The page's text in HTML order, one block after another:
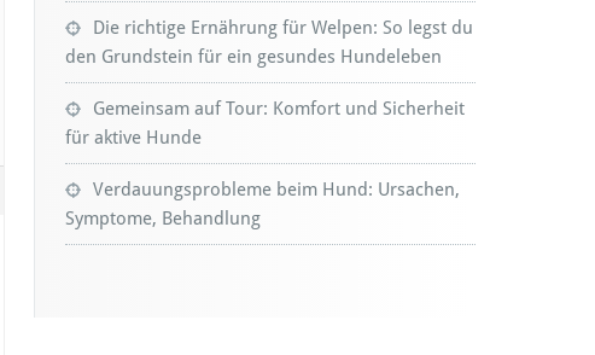
Die richtige Ernährung für Welpen: So legst du
den Grundstein für ein gesundes Hundeleben
Gemeinsam auf Tour: Komfort und Sicherheit
für aktive Hunde
Verdauungsprobleme beim Hund: Ursachen,
Symptome, Behandlung